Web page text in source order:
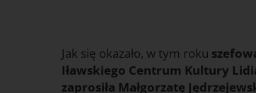
Jak się okazało, w tym roku
Iławskiego Centrum Kultury
zaprosiła Małgorzatę